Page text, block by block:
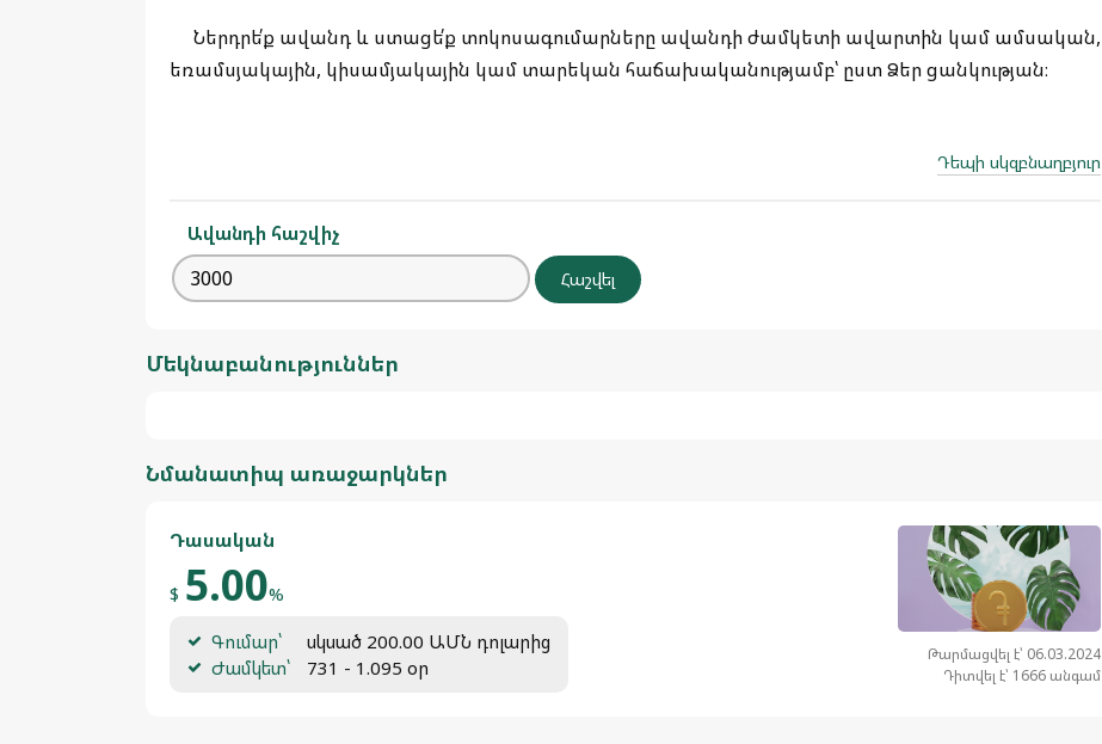
Ներդրե՛ք ավանդ և ստացե՛ք տոկոսագումարները ավանդի ժամկետի ավարտին կամ ամսական,
եռամսյակային, կիսամյակային կամ տարեկան հաճախականությամբ՝ ըստ Ձեր ցանկության։
Դեպի սկզբնաղբյուր
Ավանդի հաշվիչ
Մեկնաբանություններ
Նմանատիպ առաջարկներ
Թարմացվել է՝ 06.03.2024
Դիտվել է՝ 1666 անգամ
Դասական
$ 5.00%
Գումար՝
սկսած 200.00 ԱՄՆ դոլարից
Ժամկետ՝
731 - 1.095 օր